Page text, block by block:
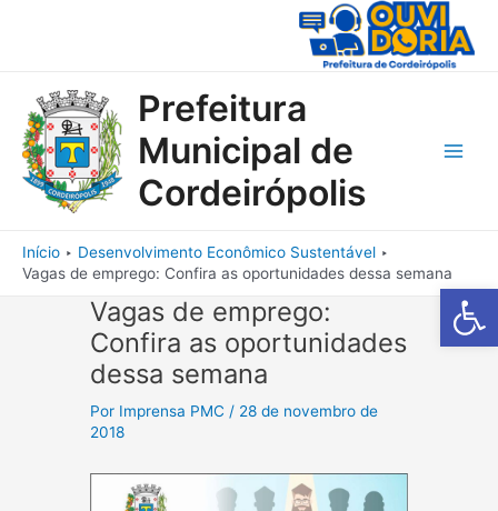
Barra de
Prefeitura
Municipal de
Cordeirópolis
Início
Desenvolvimento Econômico Sustentável
Vagas de emprego: Confira as oportunidades dessa semana
Vagas de emprego:
Confira as oportunidades
dessa semana
Por Imprensa PMC / 28 de novembro de
2018